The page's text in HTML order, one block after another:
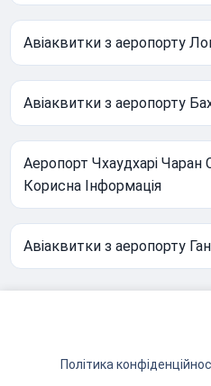
Авіаквитки з аеропорту
Авіаквитки з аеропорту
Аеропорт Чхаудхарі Чаран
Корисна Інформація
Авіаквитки з аеропорту
Політика